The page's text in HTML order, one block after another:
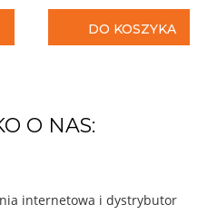
DO KOSZYKA
O NAS:
internetowa i dystrybutor